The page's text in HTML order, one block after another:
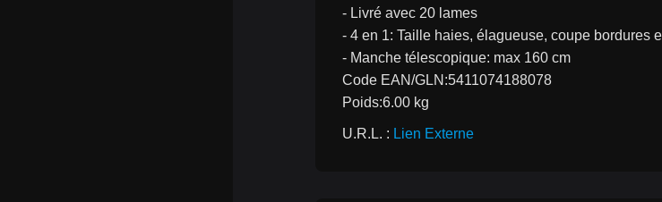
- Livré avec 20 lames
- 4 en 1: Taille haies, élagueuse, coupe bordures
- Manche télescopique: max 160 cm
Code EAN/GLN:5411074188078
Poids:6.00 kg
U.R.L. : Lien Externe